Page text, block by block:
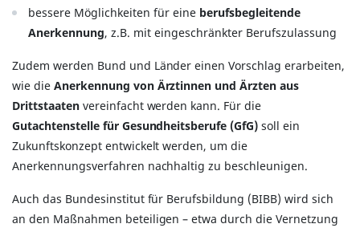
bessere Möglichkeiten für eine berufsbegleitende
Anerkennung, z.B. mit eingeschränkter Berufszulassung
Zudem werden Bund und Länder einen Vorschlag erarbeiten,
wie die Anerkennung von Ärztinnen und Ärzten aus
Drittstaatenvereinfacht werden kann. Für die
Gutachtenstelle für Gesundheitsberufe (GfG) soll ein
Zukunftskonzept entwickelt werden, um die
Anerkennungsverfahren nachhaltig zu beschleunigen.
Auch das Bundesinstitut für Berufsbildung (BIBB) wird sich
an den Maßnahmen beteiligen – etwa durch die Vernetzung